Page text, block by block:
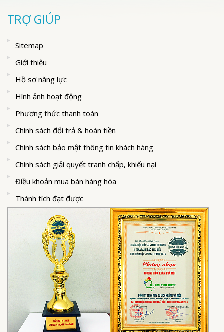
TRỢ GIÚP
Sitemap
Giới thiệu
Hồ sơ năng lực
Hình ảnh hoạt động
Phương thức thanh toán
Chính sách đổi trả & hoàn tiền
Chính sách bảo mật thông tin khách hàng
Chính sách giải quyết tranh chấp, khiếu nại
Điều khoản mua bán hàng hóa
Thành tích đạt được